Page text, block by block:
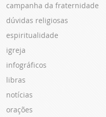
campanha da fraternidade
dúvidas religiosas
espiritualidade
igreja
infográficos
libras
notícias
orações